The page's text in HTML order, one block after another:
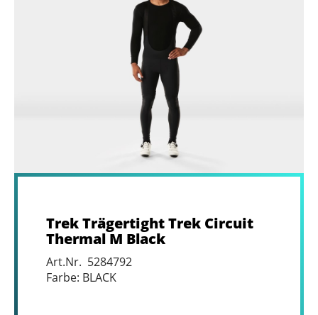
Trek Trägertight Trek Circuit
Thermal M Black
Art.Nr. 5284792
Farbe: BLACK